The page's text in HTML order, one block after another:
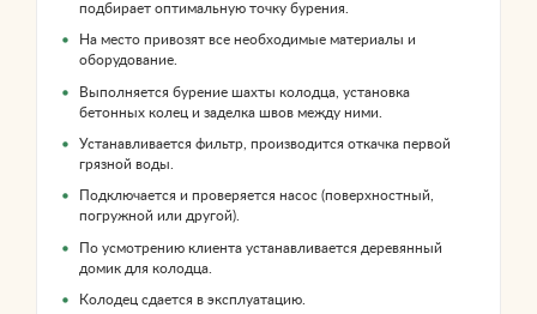
подбирает оптимальную точку бурения.
На место привозят все необходимые материалы и
оборудование.
Выполняется бурение шахты колодца, установка
бетонных колец и заделка швов между ними.
Устанавливается фильтр, производится откачка первой
грязной воды.
Подключается и проверяется насос (поверхностный,
погружной или другой).
По усмотрению клиента устанавливается деревянный
домик для колодца.
Колодец сдается в эксплуатацию.